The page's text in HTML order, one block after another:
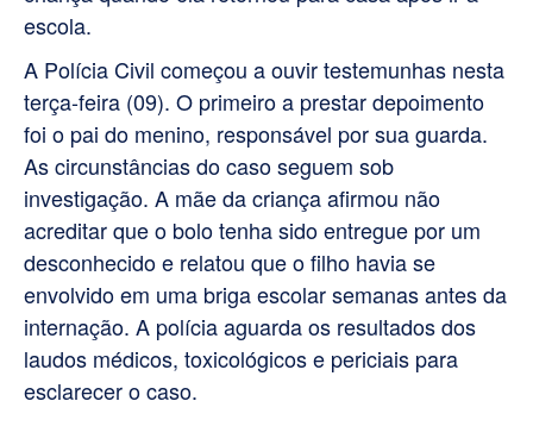
escola.
A Polícia Civil começou a ouvir testemunhas nesta
terça-feira (09). O primeiro a prestar depoimento
foi o pai do menino, responsável por sua guarda.
As circunstâncias do caso seguem sob
investigação. A mãe da criança afirmou não
acreditar que o bolo tenha sido entregue por um
desconhecido e relatou que o filho havia se
envolvido em uma briga escolar semanas antes da
internação. A polícia aguarda os resultados dos
laudos médicos, toxicológicos e periciais para
esclarecer o caso.